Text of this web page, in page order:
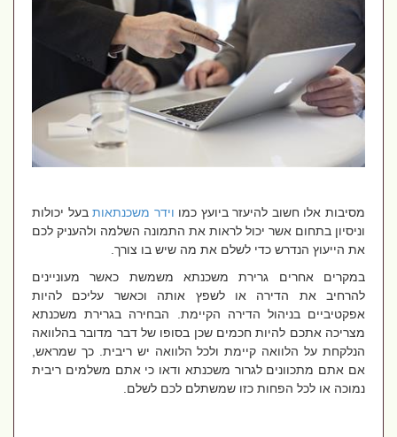
מסיבות אלו חשוב להיעזר ביועץ כמווידר משכנתאותבעל יכולות
וניסיון בתחום אשר יכול לראות את התמונה השלמה ולהעניק לכם
את הייעוץ הנדרש כדי לשלם את מה שיש בו צורך.
במקרים אחרים גרירת משכנתא משמשת כאשר מעוניינים
להרחיב את הדירה או לשפץ אותה וכאשר עליכם להיות
אפקטיביים בניהול הדירה הקיימת. הבחירה בגרירת משכנתא
מצריכה אתכם להיות חכמים שכן בסופו של דבר מדובר בהלוואה
הנלקחת על הלוואה קיימת ולכל הלוואה יש ריבית. כך שמראש,
אם אתם מתכוונים לגרור משכנתא ודאו כי אתם משלמים ריבית
נמוכה או לכל הפחות כזו שמשתלם לכם לשלם.